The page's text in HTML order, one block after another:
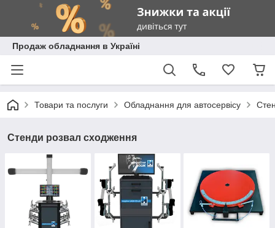
Продаж обладнання в Україні
Товари та послуги Обладнання для автосервісу
Стенди розвал сходження